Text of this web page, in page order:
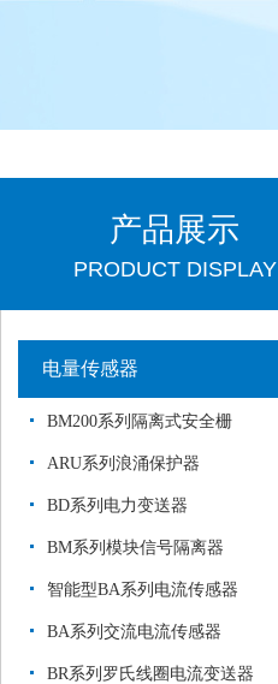
产品展示
PRODUCT DISPLAY
电量传感器
BM200系列隔离式安全栅
ARU系列浪涌保护器
BD系列电力变送器
BM系列模块信号隔离器
智能型BA系列电流传感器
BA系列交流电流传感器
BR系列罗氏线圈电流变送器